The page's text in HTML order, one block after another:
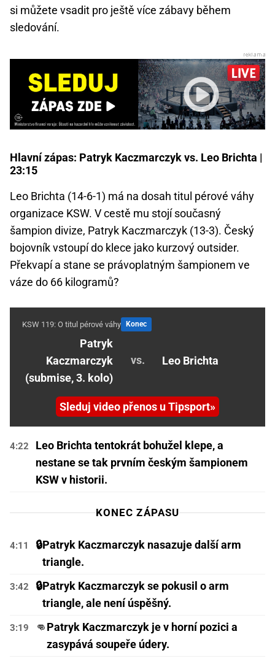
si můžete vsadit pro ještě více zábavy během
sledování.
Hlavní zápas: Patryk Kaczmarczyk vs. Leo Brichta |
23:15
Leo Brichta (14-6-1) má na dosah titul pérové váhy
organizace KSW. V cestě mu stojí současný
šampion divize, Patryk Kaczmarczyk (13-3). Český
bojovník vstoupí do klece jako kurzový outsider.
Překvapí a stane se právoplatným šampionem ve
váze do 66 kilogramů?
KSW 119: O titul pérové váhy Konec
Patryk
Kaczmarczyk
(submise, 3. kolo)
vs. Leo Brichta
Sleduj video přenos u Tipsport
4:22
Leo Brichta tentokrát bohužel klepe, a
nestane se tak prvním českým šampionem
KSW v historii.
KONEC ZÁPASU
4:11 🔒Patryk Kaczmarczyk nasazuje další arm
triangle.
3:42 🔒Patryk Kaczmarczyk se pokusil o arm
triangle, ale není úspěšný.
3:19 👊Patryk Kaczmarczyk je v horní pozici a
zasypává soupeře údery.